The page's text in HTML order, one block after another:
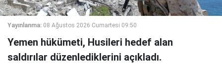
Yayınlanma: 08 Ağustos 2026 Cumartesi 09:50
Yemen hükümeti, Husileri hedef alan
saldırılar düzenlediklerini açıkladı.